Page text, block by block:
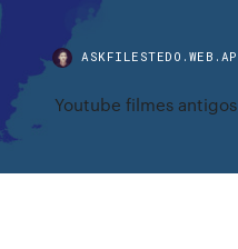
Youtube filmes